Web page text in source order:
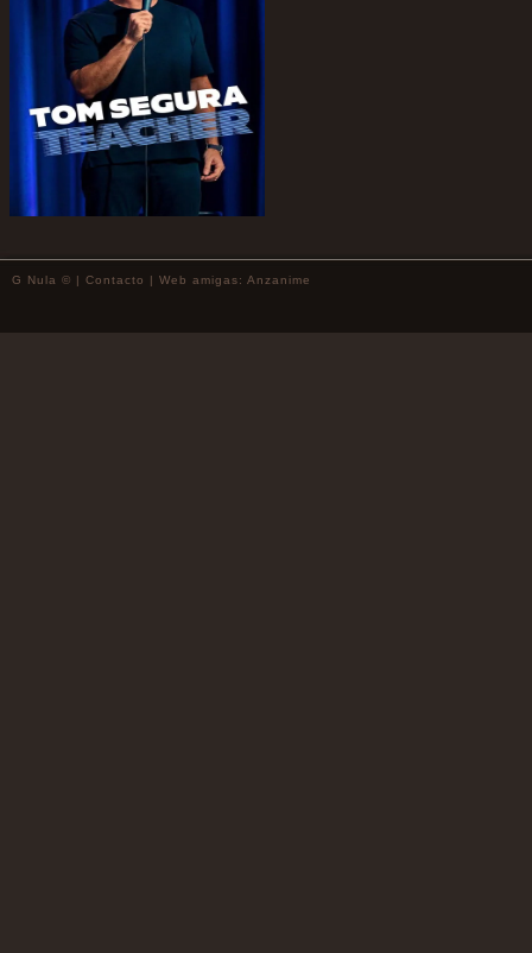
G Nula © | Contacto | Web amigas: Anzanime